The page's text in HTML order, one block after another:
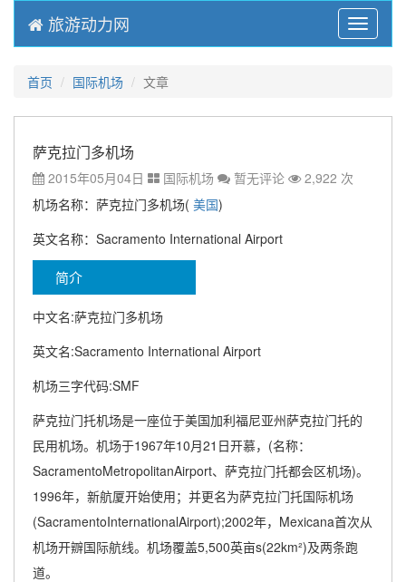
Menu
旅游动力网
首页 国际机场 文章
萨克拉门多机场
2015年05月04日 国际机场 暂无评论
2,922 次
机场名称：萨克拉门多机场( 美国)
英文名称：Sacramento International Airport
简介
中文名:萨克拉门多机场
英文名:Sacramento International Airport
机场三字代码:SMF
萨克拉门托机场是一座位于美国加利福尼亚州萨克拉门托的
民用机场。机场于1967年10月21日开慕，(名称：
SacramentoMetropolitanAirport、萨克拉门托都会区机场)。
1996年，新航厦开始使用；并更名为萨克拉门托国际机场
(SacramentoInternationalAirport);2002年，Mexicana首次从
机场开辧国际航线。机场覆盖5,500英亩s(22km²)及两条跑
道。